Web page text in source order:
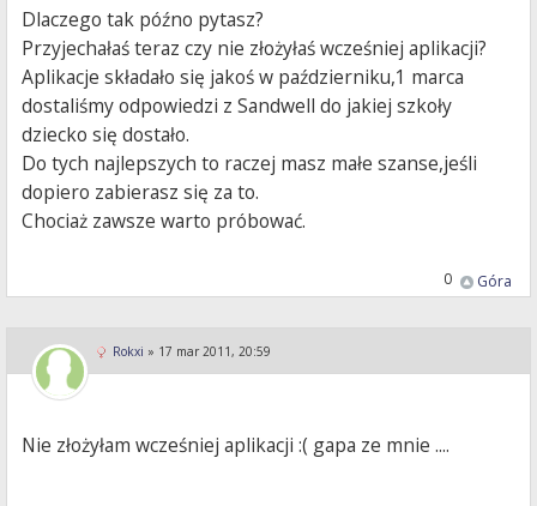
Dlaczego tak późno pytasz?
Przyjechałaś teraz czy nie złożyłaś wcześniej aplikacji?
Aplikacje składało się jakoś w październiku,1 marca
dostaliśmy odpowiedzi z Sandwell do jakiej szkoły
dziecko się dostało.
Do tych najlepszych to raczej masz małe szanse,jeśli
dopiero zabierasz się za to.
Chociaż zawsze warto próbować.
Góra
0
Rokxi » 17 mar 2011, 20:59
Nie złożyłam wcześniej aplikacji :( gapa ze mnie ....